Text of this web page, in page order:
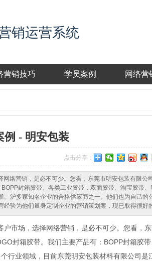
销运营系统
营销技巧 学员案例 网络营
例 - 明安包装
点击分享：
络营销，是必不可少。您看，东莞市明安包装有限公
封箱胶带、各类工业胶带，双面胶带、淘宝胶带
沪多家知名企业的合格供应商之一。他们也为自己的
验为他们量身定制企业的营销策划案，现已取得很好
场，选择网络营销，是必不可少。您看，东
封箱胶带。我们主要产品有：BOPP封箱胶
行业领域，目前东莞明安包装材料有限公司是